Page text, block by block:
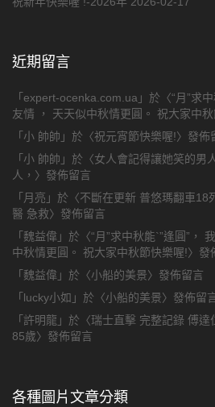
近期留言
「expert-ocenka.com.ua 」於〈“月”求
友情 ， 天天似中秋情更圓。 祝大家中
「 小 帥帥 」於〈祝元宵節快樂喔!〉發佈
「 小 帥帥 」於〈女人會記得讓她笑的男
人， 〉發佈留言
「 月亮 」於〈不斷在更新 普悠瑪翻車
醫 急救〉發佈留言
「 魏益偉 」於〈“月”求中秋能`”逢圓”，
中秋情更圓。 祝大家中秋節快樂喔!〉發
「 魏益偉 」於〈小船的美景〉發佈留言
「 lucky小如 」於〈小船的美景〉發佈留
「許明龍 」於〈瑞士直擊 完整記錄 傅
85歲〉發佈留言
各種圖片文章分類